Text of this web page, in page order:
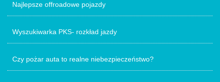
Najlepsze offroadowe pojazdy
Wyszukiwarka PKS- rozkład jazdy
Czy pożar auta to realne niebezpieczeństwo?